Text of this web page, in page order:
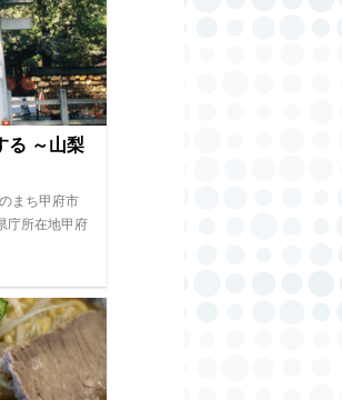
る ～山梨
まち甲府市
庁所在地甲府